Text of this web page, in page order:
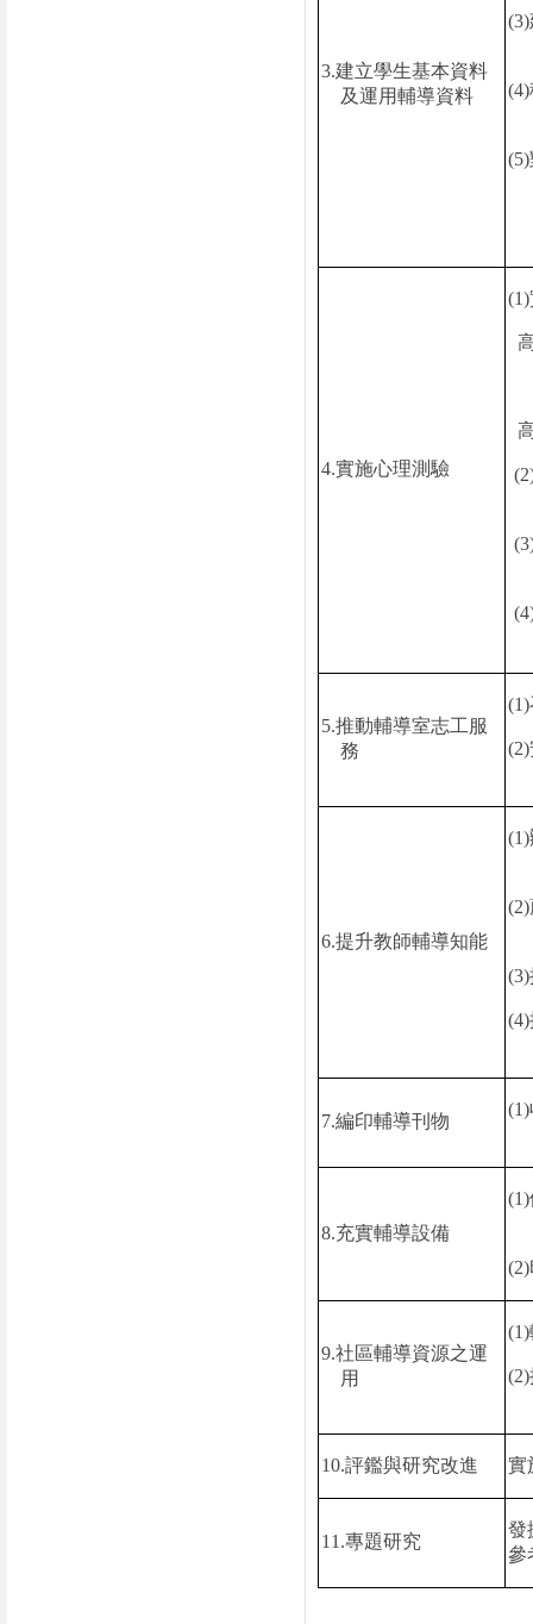
3.建立學生基本資料
及運用輔導資料
(3)
(4)
(5)
4.實施心理測驗
(1)
5.推動輔導室志工服
務
(1)
(2)
6.提升教師輔導知能
(1)
(2)
(3)
(4)
7.編印輔導刊物
(1)
8.充實輔導設備
(1)
(2)
9.社區輔導資源之運
用
(1)
(2)
10.評鑑與研究改進 實
11.專題研究
發
參